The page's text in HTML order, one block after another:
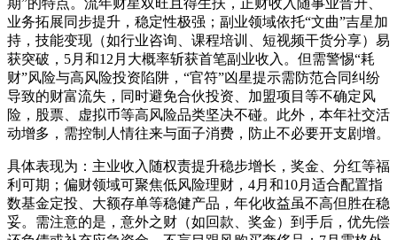
期”的特点。流年财星双旺且得生扶，正财收入随事业晋升、
业务拓展同步提升，稳定性极强；副业领域依托“文曲”吉星加
持，技能变现（如行业咨询、课程培训、短视频干货分享）易
获突破，5月和12月大概率斩获首笔副业收入。但需警惕“耗
财”风险与高风险投资陷阱，“官符”凶星提示需防范合同纠纷
导致的财富流失，同时避免合伙投资、加盟项目等不确定风
险，股票、虚拟币等高风险品类坚决不碰。此外，本年社交活
动增多，需控制人情往来与面子消费，防止不必要开支剧增。
具体表现为：主业收入随权责提升稳步增长，奖金、分红等福
利可期；偏财领域可聚焦低风险理财，4月和10月适合配置指
数基金定投、大额存单等稳健产品，年化收益虽不高但胜在稳
妥。需注意的是，意外之财（如回款、奖金）到手后，优先偿